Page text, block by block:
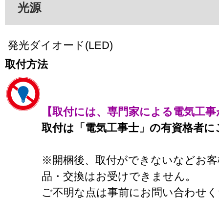
光源
発光ダイオード(LED)
取付方法
【取付には、専門家による電気工
取付は「電気工事士」の有資格者
※開梱後、取付ができないなどお
品・交換はお受けできません。
ご不明な点は事前にお問い合わせ